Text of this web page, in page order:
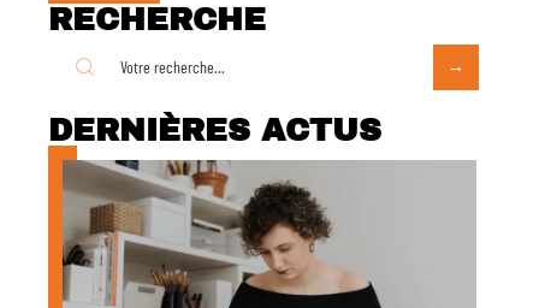
RECHERCHE
DERNIÈRES ACTUS